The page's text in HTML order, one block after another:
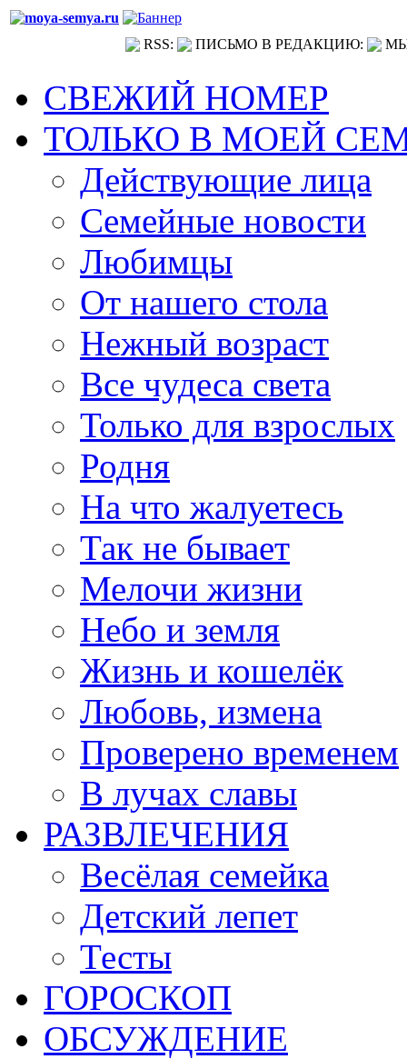
RSS: ПИСЬМО В РЕДАКЦИЮ:
СВЕЖИЙ НОМЕР
ТОЛЬКО В МОЕЙ
Действующие лица
Семейные новости
Любимцы
От нашего стола
Нежный возраст
Все чудеса света
Только для взрослых
Родня
На что жалуетесь
Так не бывает
Мелочи жизни
Небо и земля
Жизнь и кошелёк
Любовь, измена
Проверено временем
В лучах славы
РАЗВЛЕЧЕНИЯ
Весёлая семейка
Детский лепет
Тесты
ГОРОСКОП
ОБСУЖДЕНИЕ